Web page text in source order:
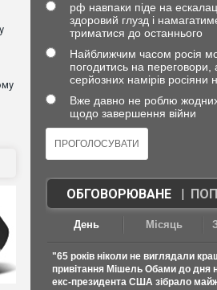
рф навпаки піде на
здоровий глузд і
триматися до останнього
Найближчим часом росія
погодитись на переговори,
серйозних намірів росіяни
Вже давно не роблю жодних
щодо завершення війни
ОБГОВОРЮВАНЕ|
День Місяць
"65 років ніколи не виглядали
привітання Мішель Обами до дня
екс-президента США зібрало